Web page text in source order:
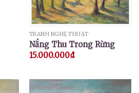
TRANH NGHỆ THUẬT
Nắng Thu Trong Rừng
15.000.000₫